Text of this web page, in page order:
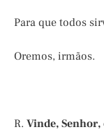
Para que todos
Oremos, irmãos.
R. Vinde, Senhor,